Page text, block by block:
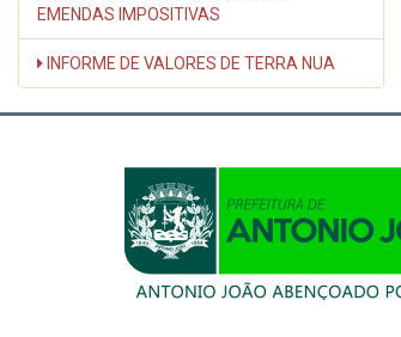
EMENDAS IMPOSITIVAS
INFORME DE VALORES DE TERRA NUA